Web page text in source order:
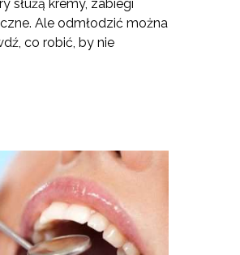
służą kremy, zabiegi
Ale odmłodzić można
co robić, by nie